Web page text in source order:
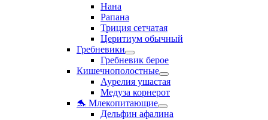
Нана
Рапана
Триция сетчатая
Церитиум обычный
Гребневики
Гребневик берое
Кишечнополостные
Аурелия ушастая
Медуза корнерот
🐬 Млекопитающие
Дельфин афалина